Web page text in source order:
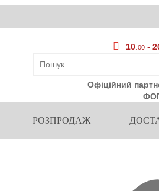
10 .00 -
Офіційний
РОЗПРОДАЖ